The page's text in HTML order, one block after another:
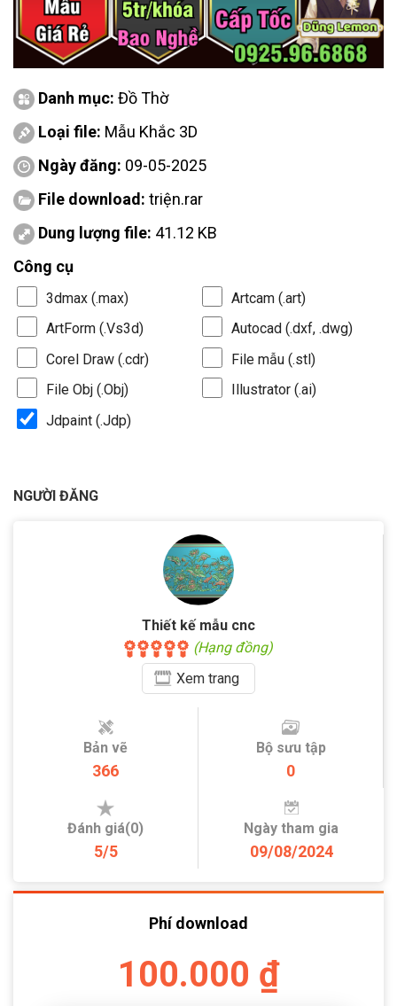
Danh mục: Đồ Thờ
Loại file: Mẫu Khắc 3D
Ngày đăng: 09-05-2025
File download: triện.rar
Dung lượng file: 41.12 KB
Công cụ
3dmax (.max)
Artcam (.art)
ArtForm (.Vs3d)
Autocad (.dxf, .dwg)
Corel Draw (.cdr)
File mẫu (.stl)
File Obj (.Obj)
Illustrator (.ai)
Jdpaint (.Jdp)
NGƯỜI ĐĂNG
Thiết kế mẫu cnc
(Hạng đồng)
Xemtrang
Bản vẽ
366
Bộ sưu tập
0
Đánh giá(0)
5/5
Ngày tham gia
09/08/2024
Phí download
100.000 ₫